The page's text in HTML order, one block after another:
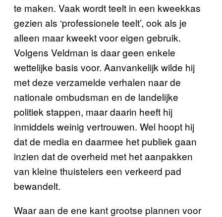
te maken. Vaak wordt teelt in een kweekkas
gezien als ‘professionele teelt’, ook als je
alleen maar kweekt voor eigen gebruik.
Volgens Veldman is daar geen enkele
wettelijke basis voor. Aanvankelijk wilde hij
met deze verzamelde verhalen naar de
nationale ombudsman en de landelijke
politiek stappen, maar daarin heeft hij
inmiddels weinig vertrouwen. Wel hoopt hij
dat de media en daarmee het publiek gaan
inzien dat de overheid met het aanpakken
van kleine thuistelers een verkeerd pad
bewandelt.
Waar aan de ene kant grootse plannen voor